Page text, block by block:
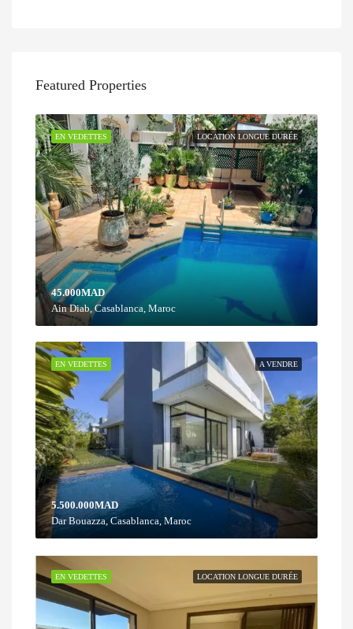
Featured Properties
LOCATION LONGUE DURÉE
EN VEDETTES
45.000MAD
Ain Diab, Casablanca, Maroc
A VENDRE
EN VEDETTES
5.500.000MAD
Dar Bouazza, Casablanca, Maroc
LOCATION LONGUE DURÉE
EN VEDETTES